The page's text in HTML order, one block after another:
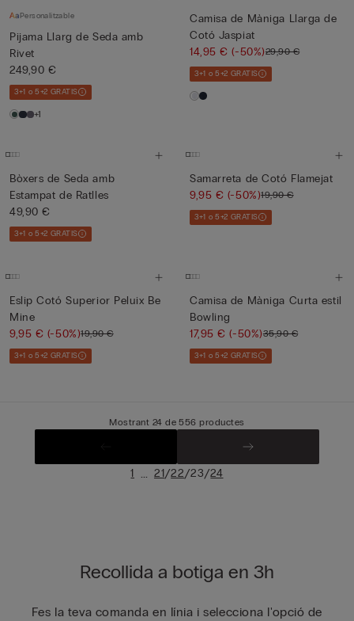
Personalitzable
Pijama Llarg de Seda amb
Rivet
249,90 €
3+1 o 5+2 GRATIS
+1
Camisa de Màniga Llarga de
Cotó Jaspiat
14,95 €(-50%)29,90 €
3+1 o 5+2 GRATIS
Bòxers de Seda amb
Estampat de Ratlles
49,90 €
3+1 o 5+2 GRATIS
Samarreta de Cotó Flamejat
9,95 € (-50%)19,90 €
3+1 o 5+2 GRATIS
Eslip Cotó Superior Peluix Be
Mine
9,95 € (-50%)19,90 €
3+1 o 5+2 GRATIS
Camisa de Màniga Curta estil
Bowling
17,95 €(-50%)35,90 €
3+1 o 5+2 GRATIS
Mostrant 24 de 556 productes
1 ... 21/22/23/24
Recollida a botiga en 3h
Fes la teva comanda en línia i selecciona l'opció de